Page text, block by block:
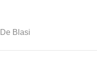
Blasi